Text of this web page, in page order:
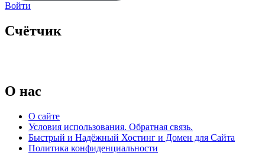
Войти
Счётчик
O нас
О сайте
Условия использования. Обратная связь.
Быстрый и Надёжный Хостинг и Домен для Сайта
Политика конфиденциальности